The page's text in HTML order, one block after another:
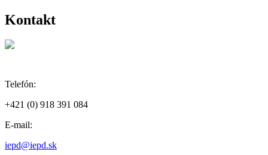
Kontakt
Telefón:
+421 (0) 918 391 084
E-mail:
iepd@iepd.sk